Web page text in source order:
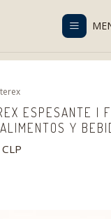
$100.000. Revisa las
ESPESANTE |
Y